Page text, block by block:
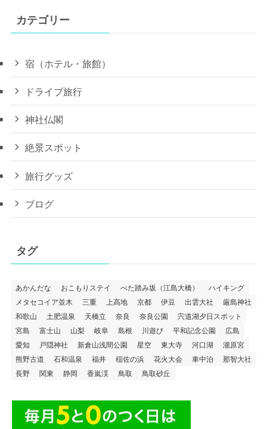
カテゴリー
宿（ホテル・旅館）
ドライブ旅行
神社仏閣
絶景スポット
旅行グッズ
ブログ
タグ
あかんだな おこもりステイ べた踏み坂（江島大橋）
ハイキング
メタセコイア並木
三重 上高地 京都 伊豆 出雲大社
厳島神社
和歌山
土肥温泉 天橋立 奈良 奈良公園
宍道湖夕日スポット
宮島
富士山 山梨 岐阜 島根 川遊び 平和記念公園
広島
愛知
戸隠神社 新倉山浅間公園 星空 東大寺 河口湖
瀧原宮
熊野古道
石和温泉 福井 稲佐の浜 花火大会 車中泊
那智大社
長野
関東 静岡 香嵐渓 鳥取 鳥取砂丘